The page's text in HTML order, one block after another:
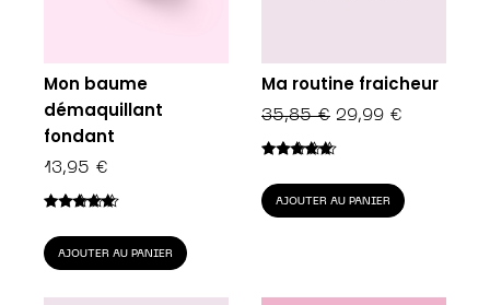
Mon baume
démaquillant
fondant
13,95 €
sur 5
AJOUTER AU PANIER
Ma routine fraicheur
35,85€ LE
35,85 €.
29,99 €
EST :
sur 5
AJOUTER AU PANIER